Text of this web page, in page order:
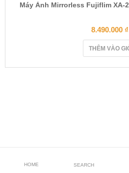
Máy Ảnh Mirrorless Fujiflim XA-
8.490.000 ₫
THÊM VÀO
HOME SEARCH